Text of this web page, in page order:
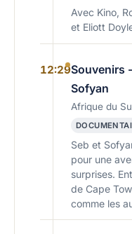
Avec Kino,
et Eliott
12:29Souvenirs
Sofyan
Afrique du
Seb et
pour une
surprises.
de Cape
comme les